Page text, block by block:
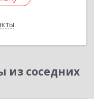
из соседних